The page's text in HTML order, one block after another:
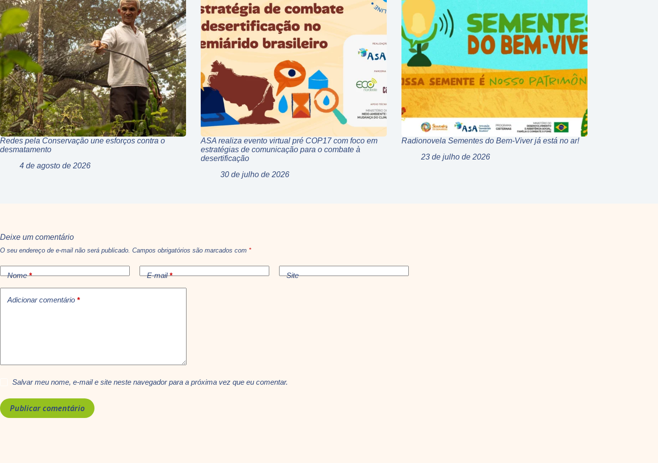
Redes pela Conservação une esforços contra o
desmatamento
4 de agosto de 2026
ASA realiza evento virtual pré COP17 com foco em
estratégias de comunicação para o combate à
desertificação
30 de julho de 2026
Radionovela Sementes do Bem-Viver já está no ar!
23 de julho de 2026
Deixe um comentário
O seu endereço de e-mail não será publicado. Campos obrigatórios são marcados com *
Nome* E-mail* Site
Adicionar comentário *
Salvar meu nome, e-mail e site neste navegador para a próxima vez que eu comentar.
Publicar comentário